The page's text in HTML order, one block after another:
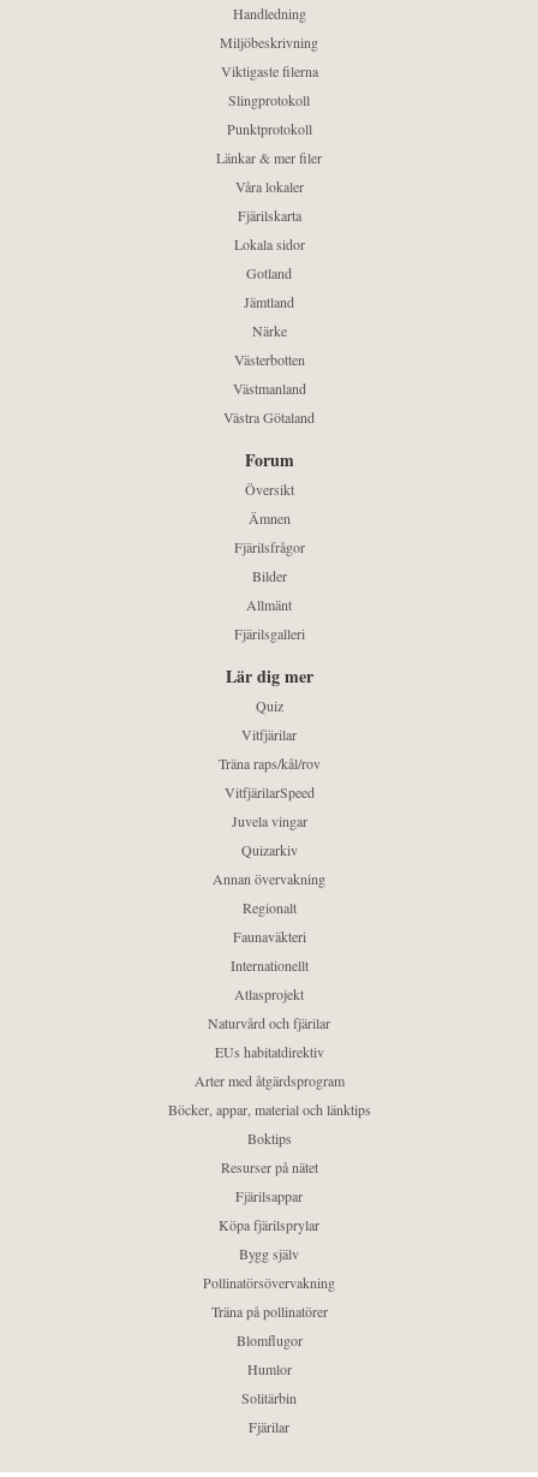
Handledning
Miljöbeskrivning
Viktigaste filerna
Slingprotokoll
Punktprotokoll
Länkar & mer filer
Våra lokaler
Fjärilskarta
Lokala sidor
Gotland
Jämtland
Närke
Västerbotten
Västmanland
Västra Götaland
Forum
Översikt
Ämnen
Fjärilsfrågor
Bilder
Allmänt
Fjärilsgalleri
Lär dig mer
Quiz
Vitfjärilar
Träna raps/kål/rov
VitfjärilarSpeed
Juvela vingar
Quizarkiv
Annan övervakning
Regionalt
Faunaväkteri
Internationellt
Atlasprojekt
Naturvård och fjärilar
EUs habitatdirektiv
Arter med åtgärdsprogram
Böcker, appar, material och länktips
Boktips
Resurser på nätet
Fjärilsappar
Köpa fjärilsprylar
Bygg själv
Pollinatörsövervakning
Träna på pollinatörer
Blomflugor
Humlor
Solitärbin
Fjärilar